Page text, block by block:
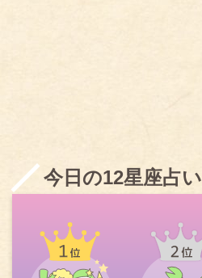
今日の12星座占い